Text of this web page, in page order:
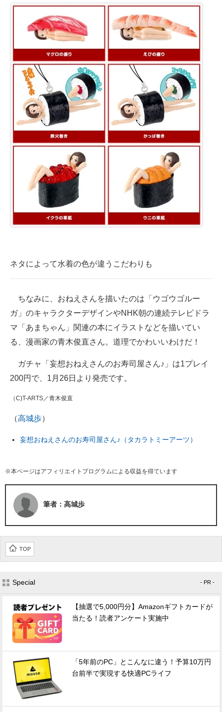
ちょっと気になるネットの話題
ネタによって水着の色が違うこだわりも
ちなみに、おねえさんを描いたのは「ウゴウゴルー
ガ」のキャラクターデザインやNHK朝の連続テレビドラ
マ「あまちゃん」関連の本にイラストなどを描いてい
る、漫画家の青木俊直さん。道理でかわいいわけだ！
ガチャ「妄想おねえさんのお寿司屋さん♪」は1プレイ
200円で、1月26日より発売です。
（C)T-ARTS／青木俊直
（高城歩）
妄想おねえさんのお寿司屋さん♪（タカラトミーアーツ）
※本ページはアフィリエイトプログラムによる収益を得ています
筆者：高城歩
TOP
Special - PR -
【抽選で5,000円分】Amazonギフトカードが
当たる！読者アンケート実施中
「5年前のPC」とこんなに違う！予算10万円
台前半で実現する快適PCライフ